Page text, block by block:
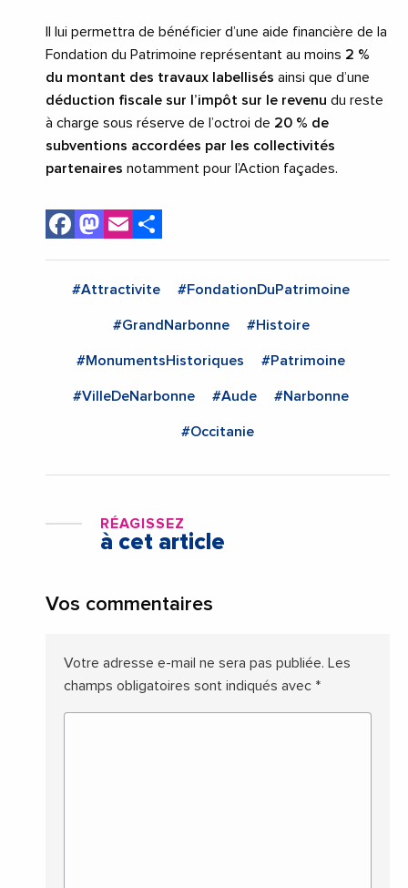
Il lui permettra de bénéficier d’une aide financière de la
Fondation du Patrimoine représentant au moins 2 %
du montant des travaux labellisés ainsi que d’une
déduction fiscale sur l’impôt sur le revenu du reste
à charge sous réserve de l’octroi de 20 % de
subventions accordées par les collectivités
partenaires notamment pour l’Action façades.
Facebook
Mastodon
Email
#Attractivite #FondationDuPatrimoine
#GrandNarbonne #Histoire
#MonumentsHistoriques #Patrimoine
#VilleDeNarbonne #Aude #Narbonne
#Occitanie
RÉAGISSEZ
à cet article
Vos commentaires
Votre adresse e-mail ne sera pas publiée. Les
champs obligatoires sont indiqués avec *